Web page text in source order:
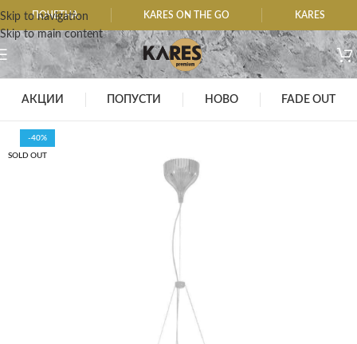
Skip to navigation
Skip to main content
ПОЧЕТНА KARES ON THE GO KARES
АКЦИИ ПОПУСТИ НОВО FADE OUT
-40%
SOLD OUT